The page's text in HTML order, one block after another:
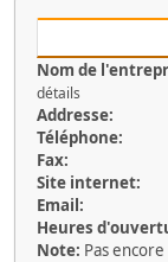
Nom de
détails
Addresse:
Téléphone:
Fax:
Site internet:
Email:
Heures
Note: Pas